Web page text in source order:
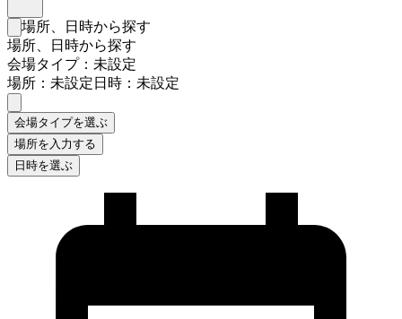
検索フォームを閉じる
場所、日時から探す
場所、日時から探す
会場タイプ：未設定
場所：未設定日時：未設定
会場タイプを選ぶ
場所を入力する
日時を選ぶ